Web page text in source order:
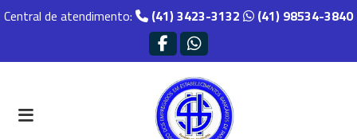
Central de atendimento: (41) 3423-3132 (41) 98534-3840